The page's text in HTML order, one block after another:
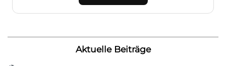
Aktuelle Beiträge